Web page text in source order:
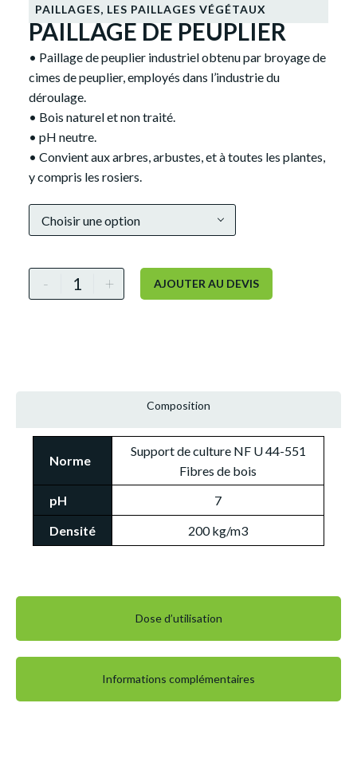
PAILLAGES, LES PAILLAGES VÉGÉTAUX
PAILLAGE DE PEUPLIER
• Paillage de peuplier industriel obtenu par broyage de
cimes de peuplier, employés dans l’industrie du
déroulage.
• Bois naturel et non traité.
• pH neutre.
• Convient aux arbres, arbustes, et à toutes les plantes,
y compris les rosiers.
Choisir une option
- + AJOUTER AU DEVIS
Alternative:
Composition
Dose d’utilisation
Informations complémentaires
Norme
Support de culture NF U 44-551
Fibres de bois
pH
7
Densité
200 kg/m3